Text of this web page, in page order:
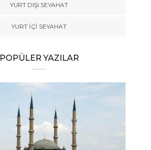
YURT DIŞI SEYAHAT
YURT İÇİ SEYAHAT
POPÜLER YAZILAR